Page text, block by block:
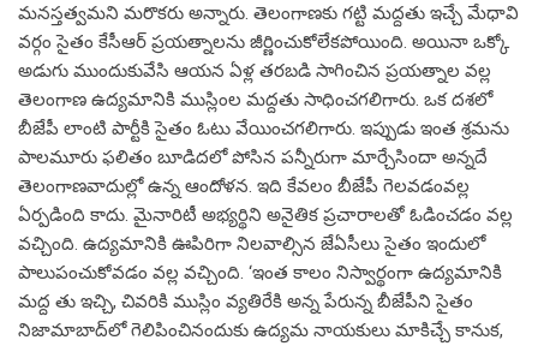
మనస్తత్వమని మరొకరు అన్నారు. తెలంగాణకు గట్టి మద్దతు ఇచ్చే మేధావి
వర్గం సైతం కేసీఆర్ ప్రయత్నాలను జీర్ణించుకోలేకపోయింది. అయినా ఒక్కో
అడుగు ముందుకువేసి ఆయన ఏళ్ల తరబడి సాగించిన ప్రయత్నాల వల్ల
తెలంగాణ ఉద్యమానికి ముస్లింల మద్దతు సాధించగలిగారు. ఒక దశలో
బీజేపీ లాంటి పార్టీకి సైతం ఓటు వేయించగలిగారు. ఇప్పుడు ఇంత శ్రమను
పాలమూరు ఫలితం బూడిదలో పోసిన పన్నీరుగా మార్చేసిందా అన్నదే
తెలంగాణవాదుల్లో ఉన్న ఆందోళన. ఇది కేవలం బీజేపీ గెలవడంవల్ల
ఏర్పడింది కాదు. మైనారిటీ అభ్యర్థిని అనైతిక ప్రచారాలతో ఓడించడం వల్ల
వచ్చింది. ఉద్యమానికి ఊపిరిగా నిలవాల్సిన జేఏసీలు సైతం ఇందులో
పాలుపంచుకోవడం వల్ల వచ్చింది. ‘ఇంత కాలం నిస్వార్థంగా ఉద్యమానికి
మద్ద తు ఇచ్చి, చివరికి ముస్లిం వ్యతిరేకి అన్న పేరున్న బీజేపీని సైతం
నిజామాబాద్‌లో గెలిపించినందుకు ఉద్యమ నాయకులు మాకిచ్చే కానుక,